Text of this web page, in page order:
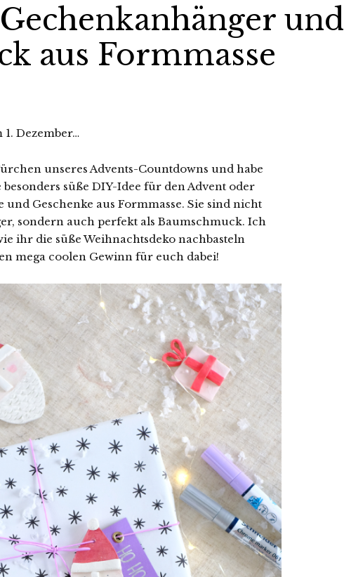
und
aus Formmasse
1. Dezember…
unseres Advents-Countdowns und habe
besonders süße DIY-Idee für den Advent oder
Geschenke aus Formmasse. Sie sind nicht
sondern auch perfekt als Baumschmuck. Ich
ihr die süße Weihnachtsdeko nachbasteln
mega coolen Gewinn für euch dabei!